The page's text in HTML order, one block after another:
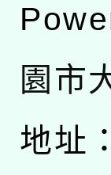
園市
地址：